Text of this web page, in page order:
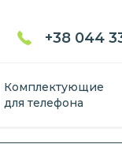
+38 044
Комплектующие
для телефона